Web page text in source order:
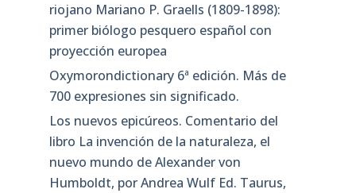
riojano Mariano P. Graells (1809-1898):
primer biólogo pesquero español con
proyección europea
Oxymorondictionary 6ª edición. Más de
700 expresiones sin significado.
Los nuevos epicúreos. Comentario del
libro La invención de la naturaleza, el
nuevo mundo de Alexander von
Humboldt, por Andrea Wulf Ed. Taurus,